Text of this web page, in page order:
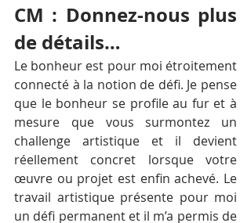
CM : Donnez-nous plus
de détails…
Le bonheur est pour moi étroitement
connecté à la notion de défi. Je pense
que le bonheur se profile au fur et à
mesure que vous surmontez un
challenge artistique et il devient
réellement concret lorsque votre
œuvre ou projet est enfin achevé. Le
travail artistique présente pour moi
un défi permanent et il m’a permis de